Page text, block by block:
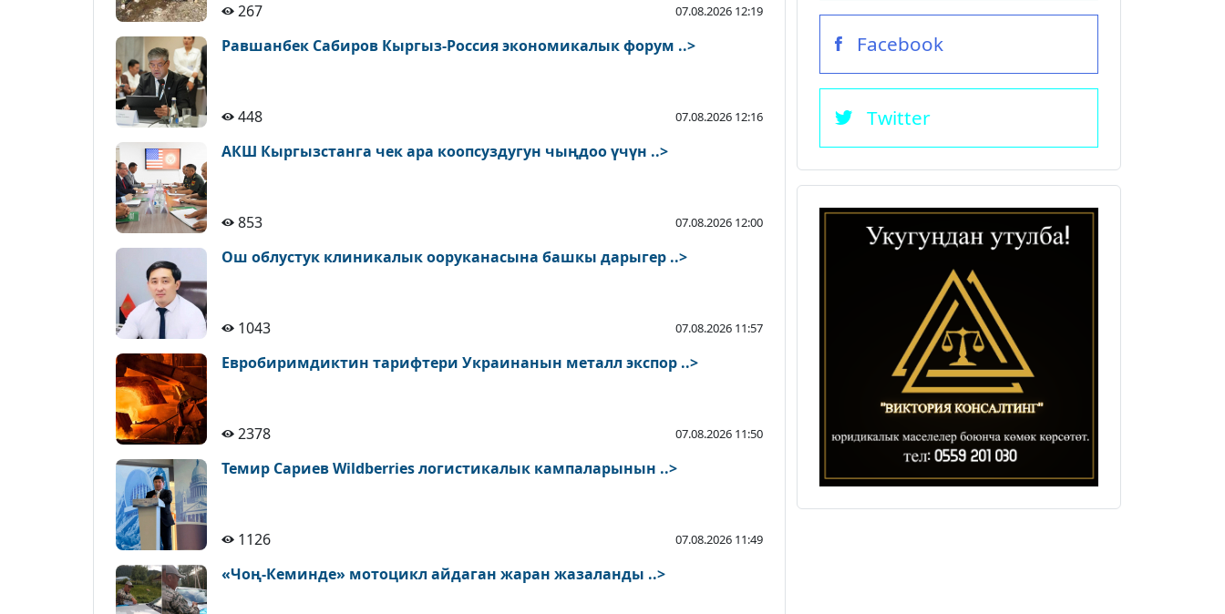
267 07.08.2026 12:19
Равшанбек Сабиров Кыргыз-Россия экономикалык форум ..>
448 07.08.2026 12:16
АКШ Кыргызстанга чек ара коопсуздугун чыңдоо үчүн ..>
853 07.08.2026 12:00
Ош облустук клиникалык ооруканасына башкы дарыгер ..>
1043 07.08.2026 11:57
Евробиримдиктин тарифтери Украинанын металл экспор ..>
2378 07.08.2026 11:50
Темир Сариев Wildberries логистикалык кампаларынын ..>
1126 07.08.2026 11:49
«Чоң-Кеминде» мотоцикл айдаган жаран жазаланды ..>
Facebook
Twitter